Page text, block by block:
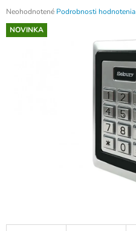
Priemerné
hodnotenie
produktu
Neohodnotené Podrobnosti hodnotenia
NOVINKA
E
T